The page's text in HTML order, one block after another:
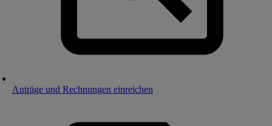
Anträge und Rechnungen einreichen